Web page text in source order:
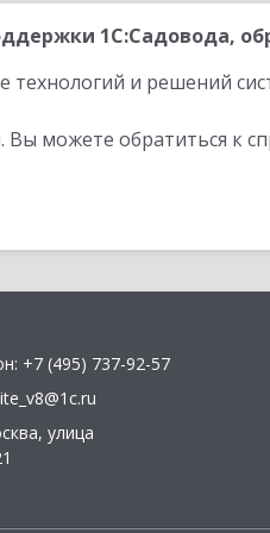
1С:Садовода,
технологий и решений
можете обратиться к
+7 (495) 737-92-57
, улица